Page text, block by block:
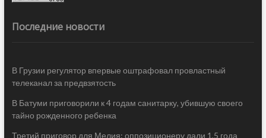
Последние новости
В Грузии регулятор впервые оштрафовал провластный
телеканал за предвзятость
В Батуми приговорили к 4 годам санитарку, убившую своего
тайно рожденного ребенка
Третий приговор для Мелия: оппозиционеру дали 1,5 года